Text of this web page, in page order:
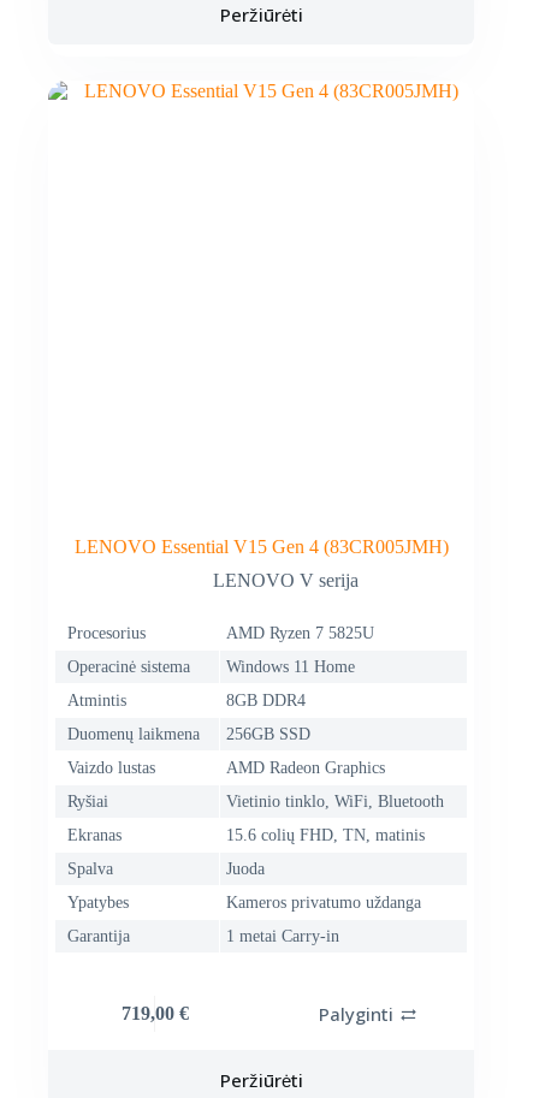
649,00 €.
599,00 €.Peržiūrėti
LENOVO Essential V15 Gen 4 (83CR005JMH)
LENOVO V serija
Procesorius
AMD Ryzen 7 5825U
Operacinė sistema
Windows 11 Home
Atmintis
8GB DDR4
Duomenų laikmena
256GB SSD
Vaizdo lustas
AMD Radeon Graphics
Ryšiai
Vietinio tinklo, WiFi, Bluetooth
Ekranas
15.6 colių FHD, TN, matinis
Spalva
Juoda
Ypatybes
Kameros privatumo uždanga
Garantija
1 metai Carry-in
719,00 € Palyginti
Peržiūrėti